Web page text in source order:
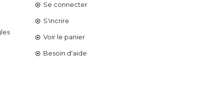
Se connecter
S'incrire
Voir le panier
Besoin d'aide